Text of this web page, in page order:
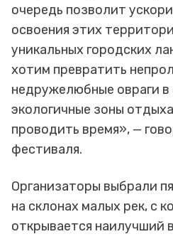
очередь позволит
освоения этих
уникальных городских
хотим превратить
недружелюбные овраги в
экологичные зоны
проводить время», —
фестиваля.
Организаторы выбрали
на склонах малых рек, с
открывается наилучший